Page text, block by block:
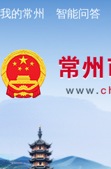
我的常州 智能问答